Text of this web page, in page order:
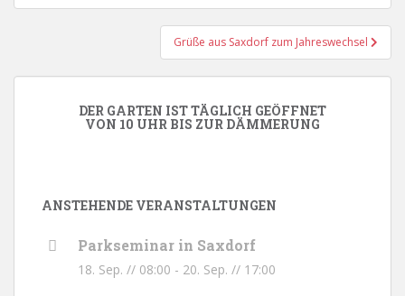
Grüße aus Saxdorf zum Jahreswechsel
DER GARTEN IST TÄGLICH GEÖFFNET
VON 10 UHR BIS ZUR DÄMMERUNG
ANSTEHENDE VERANSTALTUNGEN
Parkseminar in Saxdorf
18. Sep. // 08:00 - 20. Sep. // 17:00